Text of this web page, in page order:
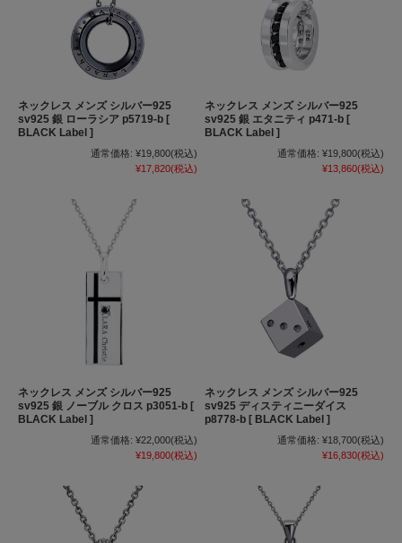
ネックレス メンズ シルバー925
sv925 銀 ローラシア p5719-b [
BLACK Label ]
通常価格: ¥19,800(税込)
¥17,820(税込)
ネックレス メンズ シルバー925
sv925 銀 エタニティ p471-b [
BLACK Label ]
通常価格: ¥19,800(税込)
¥13,860(税込)
ネックレス メンズ シルバー925
sv925 銀 ノーブル クロス p3051-b [
BLACK Label ]
通常価格: ¥22,000(税込)
¥19,800(税込)
ネックレス メンズ シルバー925
sv925 ディスティニーダイス
p8778-b [ BLACK Label ]
通常価格: ¥18,700(税込)
¥16,830(税込)